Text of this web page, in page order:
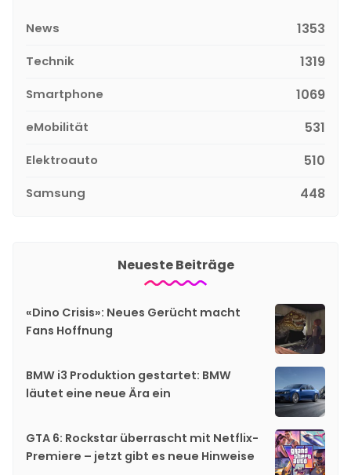
News 1353
Technik 1319
Smartphone 1069
eMobilität 531
Elektroauto 510
Samsung 448
Neueste Beiträge
«Dino Crisis»: Neues Gerücht macht
Fans Hoffnung
BMW i3 Produktion gestartet: BMW
läutet eine neue Ära ein
GTA 6: Rockstar überrascht mit Netflix-
Premiere – jetzt gibt es neue Hinweise